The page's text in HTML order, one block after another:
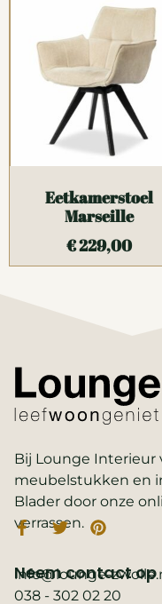
Eetkamerstoel
Marseille
€229,00
Bij Lounge Interieur
meubelstukken en
Blader door onze
verrassen.
Neem contact op
info@lounge-
038 - 302 02 20